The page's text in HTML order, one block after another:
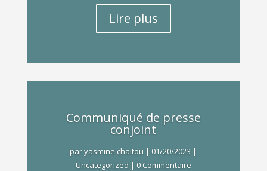
Lire plus
Communiqué de presse
conjoint
paryasmine chaitou | 01/20/2023 |
Uncategorized | 0 Commentaire